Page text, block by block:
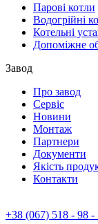
Парові котли
Водогрійні
Котельні
Допоміжне
Завод
Про завод
Сервiс
Новини
Монтаж
Партнери
Документи
Якiсть
Контакти
+38 (067) 518 - 98 -